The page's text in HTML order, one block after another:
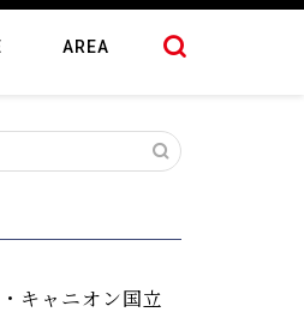
AREA
キャニオン国立